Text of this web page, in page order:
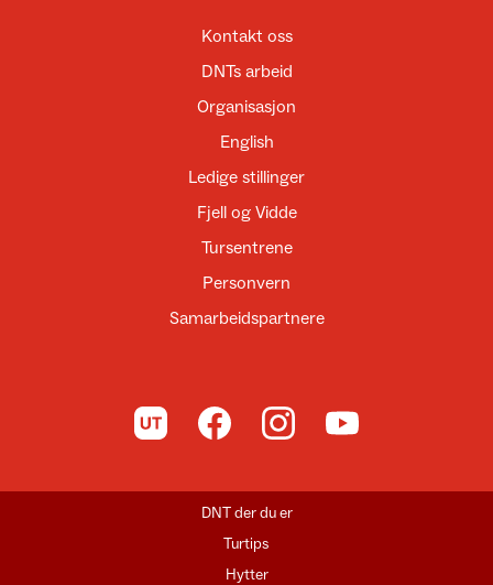
Kontakt oss
DNTs arbeid
Organisasjon
English
Ledige stillinger
Fjell og Vidde
Tursentrene
Personvern
Samarbeidspartnere
Til UT.no Til DNT på Facebook
Til DNT på Instagram
Til DNT på YouTube
DNT der du er
Turtips
Hytter